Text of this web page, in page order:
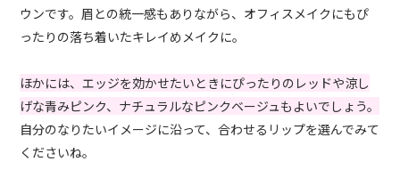
ウンです。眉との統一感もありながら、オフィスメイクにもぴ
ったりの落ち着いたキレイめメイクに。
ほかには、エッジを効かせたいときにぴったりのレッドや涼し
げな青みピンク、ナチュラルなピンクベージュもよいでしょう。
自分のなりたいイメージに沿って、合わせるリップを選んでみて
くださいね。